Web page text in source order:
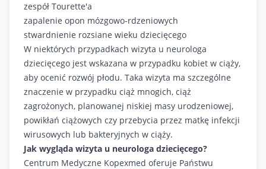
zespół Tourette'a
zapalenie opon mózgowo-rdzeniowych
stwardnienie rozsiane wieku dziecięcego
W niektórych przypadkach wizyta u neurologa
dziecięcego jest wskazana w przypadku kobiet w ciąży,
aby ocenić rozwój płodu. Taka wizyta ma szczególne
znaczenie w przypadku ciąż mnogich, ciąż
zagrożonych, planowanej niskiej masy urodzeniowej,
powikłań ciążowych czy przebycia przez matkę infekcji
wirusowych lub bakteryjnych w ciąży.
Jak wygląda wizyta u neurologa dziecięcego?
Centrum Medyczne Kopexmed oferuje Państwu